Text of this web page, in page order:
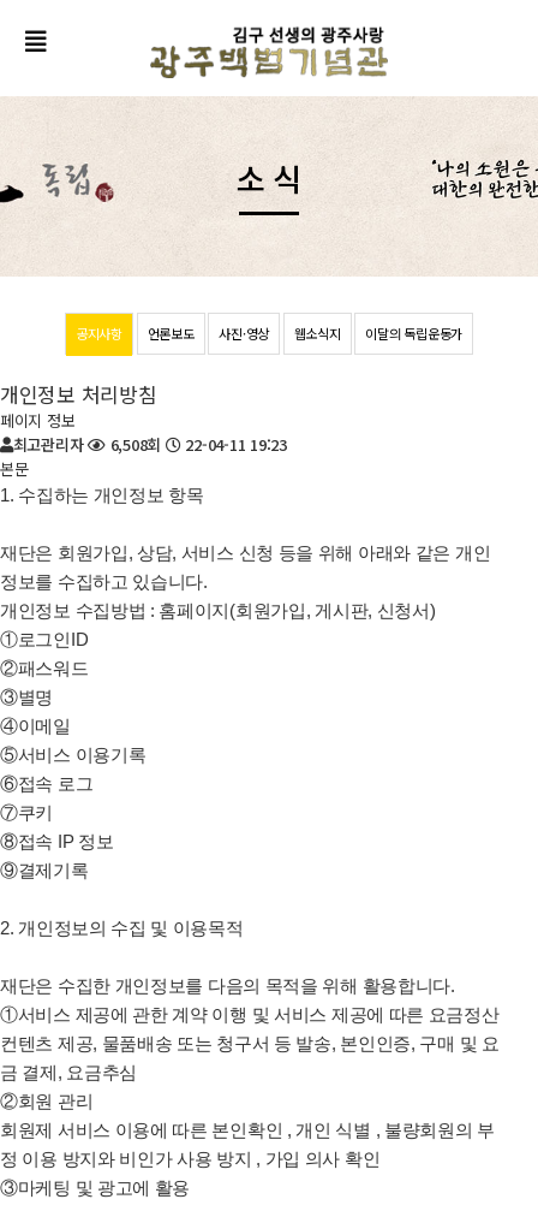
공지사항 언론보도 사진·영상 웹소식지 이달의 독립운동가
소 식
개인정보 처리방침
페이지 정보
최고관리자
6,508회
22-04-11 19:23
본문
1. 수집하는 개인정보 항목
재단은 회원가입, 상담, 서비스 신청 등을 위해 아래와 같은 개인
정보를 수집하고 있습니다.
개인정보 수집방법 : 홈페이지(회원가입, 게시판, 신청서)
①로그인ID
②패스워드
③별명
④이메일
⑤서비스 이용기록
⑥접속 로그
⑦쿠키
⑧접속 IP 정보
⑨결제기록
2. 개인정보의 수집 및 이용목적
재단은 수집한 개인정보를 다음의 목적을 위해 활용합니다.
①서비스 제공에 관한 계약 이행 및 서비스 제공에 따른 요금정산
컨텐츠 제공, 물품배송 또는 청구서 등 발송, 본인인증, 구매 및 요
금 결제, 요금추심
②회원 관리
회원제 서비스 이용에 따른 본인확인 , 개인 식별 , 불량회원의 부
정 이용 방지와 비인가 사용 방지 , 가입 의사 확인
③마케팅 및 광고에 활용